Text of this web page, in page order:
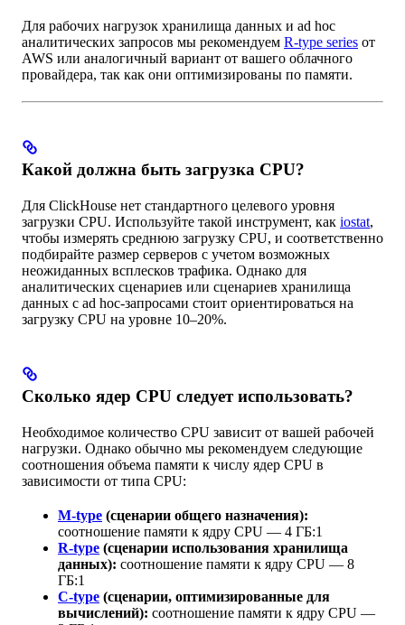
Для рабочих нагрузок хранилища данных и ad hoc
аналитических запросов мы рекомендуем R-type series от
AWS или аналогичный вариант от вашего облачного
провайдера, так как они оптимизированы по памяти.
Какой должна быть загрузка CPU?
Для ClickHouse нет стандартного целевого уровня
загрузки CPU. Используйте такой инструмент, как iostat,
чтобы измерять среднюю загрузку CPU, и соответственно
подбирайте размер серверов с учетом возможных
неожиданных всплесков трафика. Однако для
аналитических сценариев или сценариев хранилища
данных с ad hoc-запросами стоит ориентироваться на
загрузку CPU на уровне 10–20%.
Сколько ядер CPU следует использовать?
Необходимое количество CPU зависит от вашей рабочей
нагрузки. Однако обычно мы рекомендуем следующие
соотношения объема памяти к числу ядер CPU в
зависимости от типа CPU:
M-type (сценарии общего назначения):
соотношение памяти к ядру CPU — 4 ГБ:1
R-type (сценарии использования хранилища
данных): соотношение памяти к ядру CPU — 8
ГБ:1
C-type (сценарии, оптимизированные для
вычислений): соотношение памяти к ядру CPU —